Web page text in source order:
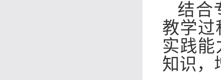
结合
教学过
实践
知识，